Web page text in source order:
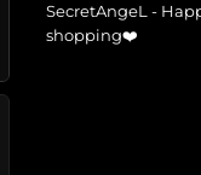
SecretAngeL -
shopping❤️